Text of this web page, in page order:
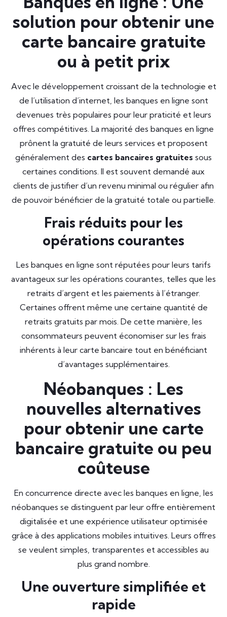
solution pour obtenir une
carte bancaire gratuite
ou à petit prix
Avec le développement croissant de la technologie et
de l’utilisation d’internet, les banques en ligne sont
devenues très populaires pour leur praticité et leurs
offres compétitives. La majorité des banques en ligne
prônent la gratuité de leurs services et proposent
généralement des cartes bancaires gratuites sous
certaines conditions. Il est souvent demandé aux
clients de justifier d’un revenu minimal ou régulier afin
de pouvoir bénéficier de la gratuité totale ou partielle.
Frais réduits pour les
opérations courantes
Les banques en ligne sont réputées pour leurs tarifs
avantageux sur les opérations courantes, telles que les
retraits d’argent et les paiements à l’étranger.
Certaines offrent même une certaine quantité de
retraits gratuits par mois. De cette manière, les
consommateurs peuvent économiser sur les frais
inhérents à leur carte bancaire tout en bénéficiant
d’avantages supplémentaires.
Néobanques : Les
nouvelles alternatives
pour obtenir une carte
bancaire gratuite ou peu
coûteuse
En concurrence directe avec les banques en ligne, les
néobanques se distinguent par leur offre entièrement
digitalisée et une expérience utilisateur optimisée
grâce à des applications mobiles intuitives. Leurs offres
se veulent simples, transparentes et accessibles au
plus grand nombre.
Une ouverture simplifiée et
rapide